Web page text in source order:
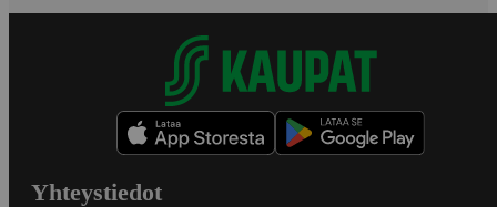
Yhteystiedot